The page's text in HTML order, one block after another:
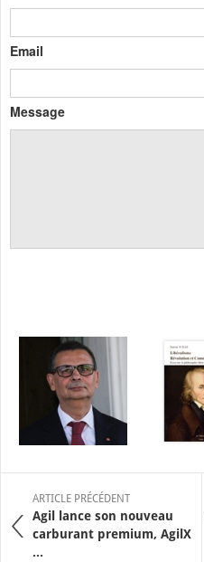
Email
Message
ARTICLE PRÉCÉDENT
Agil lance son nouveau
carburant premium, AgilX
...